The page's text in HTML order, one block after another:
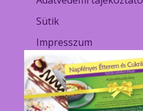
Sütik
Impresszum